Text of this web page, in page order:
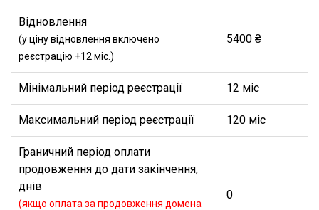
Відновлення
(у ціну відновлення включено
реєстрацію +12 міс.)
5400 ₴
Мінімальний період реєстрації 12 міс
Максимальний період реєстрації 120 міс
Граничний період оплати
продовження до дати закінчення,
днів
(якщо оплата за продовження домена
0